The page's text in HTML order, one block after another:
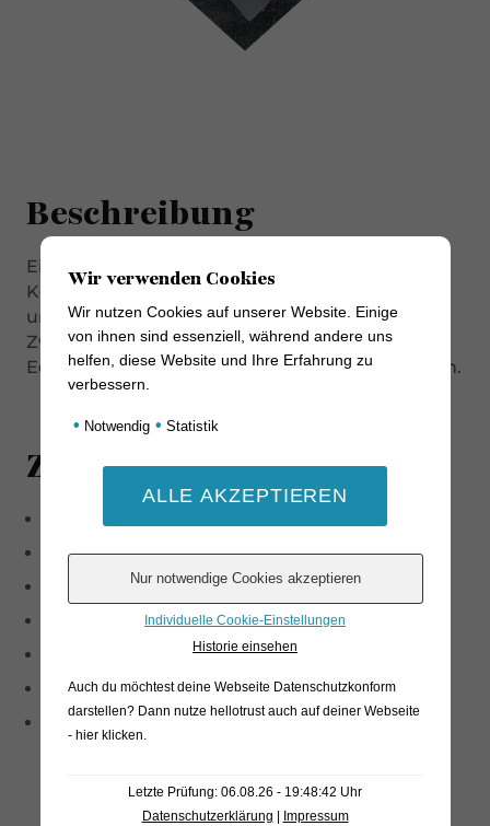
Beschreibung
Ein besonderer Geschmack durch die
Kombination der Aromen von weißen Trüffeln
und der Wurst aus magerem Schweinefleisch.
Zwei Monate gereift. Im Naturdarm mit
Edelschimmel. In dünne Scheiben aufschneiden.
Zutaten
Schweinefleisch
Salz
natürliche Aromen
Trüffelaroma 0.08%
Antioxidationsmittel: E300
Wir verwenden Cookies
Wir nutzen Cookies auf unserer Website. Einige
von ihnen sind essenziell, während andere uns
helfen, diese Website und Ihre Erfahrung zu
verbessern.
• Notwendig • Statistik
Individuelle Cookie-Einstellungen
Historie einsehen
Auch du möchtest deine Webseite Datenschutzkonform
darstellen? Dann nutze hellotrust auch auf deiner Webseite
- hier klicken.
Letzte Prüfung: 06.08.26 - 19:48:42 Uhr
Datenschutzerklärung
Impressum